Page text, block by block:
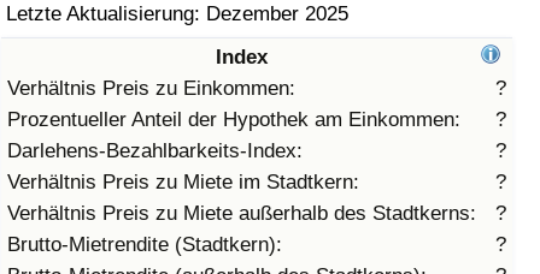
Letzte Aktualisierung: Dezember 2025
Index
Verhältnis Preis zu Einkommen:
?
Prozentueller Anteil der Hypothek am Einkommen:
?
Darlehens-Bezahlbarkeits-Index:
?
Verhältnis Preis zu Miete im Stadtkern:
?
Verhältnis Preis zu Miete außerhalb des Stadtkerns:
?
Brutto-Mietrendite (Stadtkern):
?
Umweltverschmutzung
Umweltverschmutzungs-Index (aktuell)
Verschmutzungsindex
Umweltverschmutzungs-Index nach Land
Verkehr